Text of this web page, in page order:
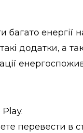
енергії
додатки, а
перевести в